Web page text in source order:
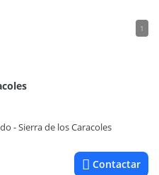
1
- Sierra de los Caracoles
Contactar